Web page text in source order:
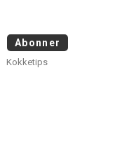
Abonner
Kokketips